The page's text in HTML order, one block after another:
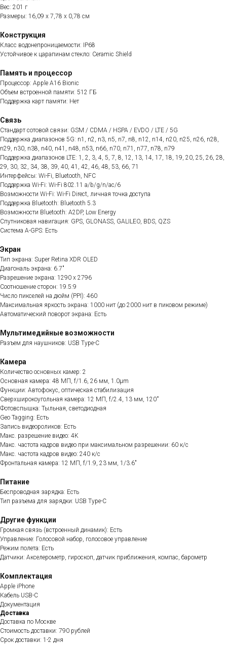
Вес: 201 г
Размеры: 16,09 x 7,78 x 0,78 см
Конструкция
Класс водонепроницаемости: IP68
Устойчивое к царапинам стекло: Ceramic Shield
Память и процессор
Процессор: Apple A16 Bionic
Объем встроенной памяти: 512 ГБ
Поддержка карт памяти: Нет
Связь
Стандарт сотовой связи: GSM / CDMA / HSPA / EVDO / LTE / 5G
Поддержка диапазонов 5G: n1, n2, n3, n5, n7, n8, n12, n14, n20, n25, n26, n28,
n29, n30, n38, n40, n41, n48, n53, n66, n70, n71, n77, n78, n79
Поддержка диапазонов LTE: 1, 2, 3, 4, 5, 7, 8, 12, 13, 14, 17, 18, 19, 20, 25, 26, 28,
29, 30, 32, 34, 38, 39, 40, 41, 42, 46, 48, 53, 66, 71
Интерфейсы: Wi-Fi, Bluetooth, NFC
Поддержка Wi-Fi: Wi-Fi 802.11 a/b/g/n/ac/6
Возможности Wi-Fi: Wi-Fi Direct, личная точка доступа
Поддержка Bluetooth: Bluetooth 5.3
Возможности Bluetooth: A2DP, Low Energy
Спутниковая навигация: GPS, GLONASS, GALILEO, BDS, QZS
Система A-GPS: Есть
Экран
Тип экрана: Super Retina XDR OLED
Диагональ экрана: 6.7"
Разрешение экрана: 1290 x 2796
Соотношение сторон: 19.5:9
Число пикселей на дюйм (PPI): 460
Максимальная яркость экрана: 1000 нит (до 2000 нит в пиковом режиме)
Автоматический поворот экрана: Есть
Мультимедийные возможности
Разъем для наушников: USB Type-C
Камера
Количество основных камер: 2
Основная камера: 48 МП, f/1.6, 26 мм, 1.0µm
Функции: Автофокус, оптическая стабилизация
Сверхширокоугольная камера: 12 МП, f/2.4, 13 мм, 120˚
Фотовспышка: Тыльная, светодиодная
Geo Tagging: Есть
Запись видеороликов: Есть
Макс. разрешение видео: 4K
Макс. частота кадров видео при максимальном разрешении: 60 к/c
Макс. частота кадров видео: 240 к/с
Фронтальная камера: 12 МП, f/1.9, 23 мм, 1/3.6"
Питание
Беспроводная зарядка: Есть
Тип разъема для зарядки: USB Type-C
Другие функции
Громкая связь (встроенный динамик): Есть
Управление: Голосовой набор, голосовое управление
Режим полета: Есть
Датчики: Акселерометр, гироскоп, датчик приближения, компас, барометр
Комплектация
Apple iPhone
Кабель USB-C
Документация
Доставка
Доставка по Москве
Стоимость доставки: 790 рублей
Срок доставки: 1-2 дня